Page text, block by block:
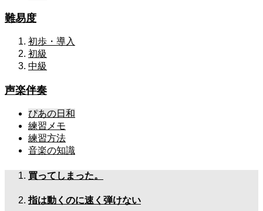
難易度
初歩・導入
初級
中級
声楽伴奏
ぴあの日和
練習メモ
練習方法
音楽の知識
買ってしまった。
指は動くのに速く弾けない